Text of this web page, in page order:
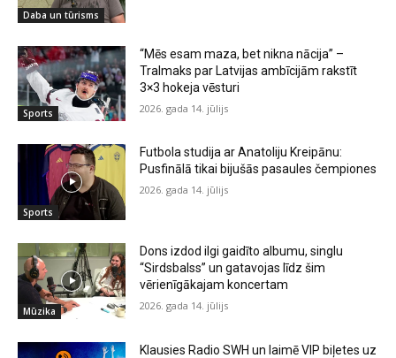
Daba un tūrisms
Sports
“Mēs esam maza, bet nikna nācija” –
Tralmaks par Latvijas ambīcijām rakstīt
3×3 hokeja vēsturi
2026. gada 14. jūlijs
Sports
Futbola studija ar Anatoliju Kreipānu:
Pusfinālā tikai bijušās pasaules čempiones
2026. gada 14. jūlijs
Mūzika
Dons izdod ilgi gaidīto albumu, singlu
“Sirdsbalss” un gatavojas līdz šim
vērienīgākajam koncertam
2026. gada 14. jūlijs
Klausies Radio SWH un laimē VIP biļetes uz